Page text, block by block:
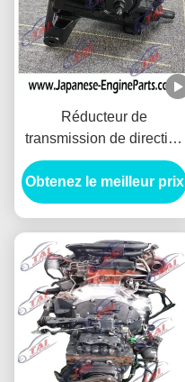
Réducteur de
transmission de direction
assistée de 898110220
Isuzu Engine Spare Parts
Hydraulic
Obtenez le meilleur prix